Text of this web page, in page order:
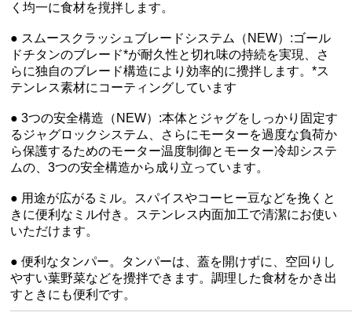
く均一に食材を撹拌します。
● スムースクラッシュブレードシステム（NEW）:ゴール
ドチタンのブレード*が耐久性と切れ味の持続を実現、さ
らに独自のブレード構造により効率的に攪拌します。*ス
テンレス素材にコーティングしています
● 3つの安全構造（NEW）:本体とジャグをしっかり固定す
るジャグロックシステム、さらにモーターを過度な負荷か
ら保護するためのモーター温度制御とモーター冷却システ
ムの、3つの安全構造から成り立っています。
● 用途が広がるミル。スパイスやコーヒー豆などを挽くと
きに便利なミル付き。ステンレス内面加工で清潔にお使い
いただけます。
● 便利なタンパー。タンパーは、蓋を開けずに、空回りし
やすい葉野菜などを攪拌できます。調理した食材をかき出
すときにも便利です。